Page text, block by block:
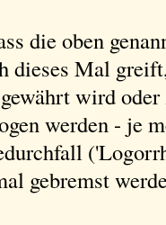
die oben
dieses Mal
wird
werden - je
gebremst